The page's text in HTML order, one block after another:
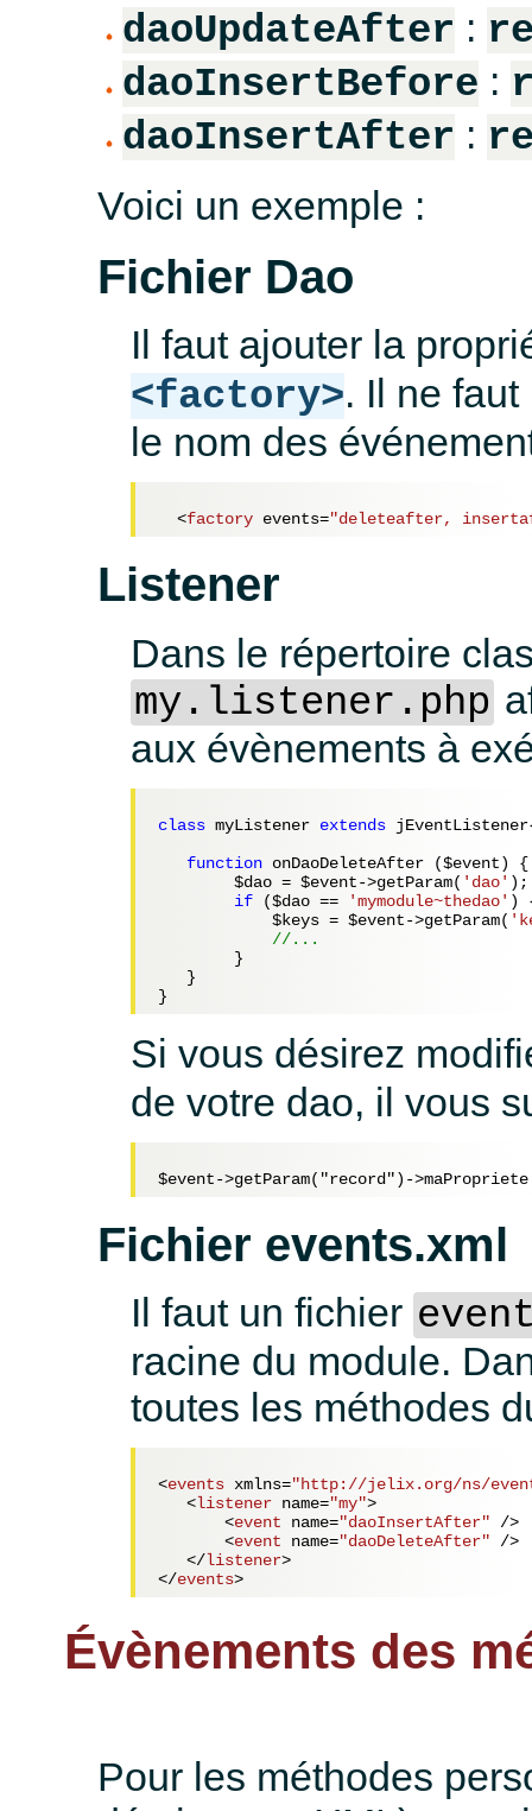
daoUpdateAfter :
daoInsertBefore :
daoInsertAfter :
Voici un exemple :
Fichier Dao
Il faut ajouter la
<factory>. Il ne
le nom des
<factory events="deleteafter,
Listener
Dans le répertoire
my.listener.php
aux évènements à
class myListener extends
function onDaoDeleteAfter ($event) {
$dao = $event->getParam( 'dao' );
if ($dao == 'mymodule~thedao' )
$keys = $event->getParam(
//...
        }
   }
Si vous désirez
de votre dao, il vous
Fichier events.xml
Il faut un fichier
racine du module.
toutes les méthodes
<events xmlns="http://jelix.org/ns/
<listener name="my">
<event name="daoInsertAfter" />
<event name="daoDeleteAfter" />
</listener>
</events>
Évènements des
Pour les méthodes